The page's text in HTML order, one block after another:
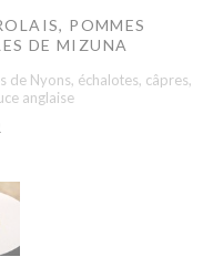
POMMES
DE MIZUNA
de Nyons, échalotes, câpres,
anglaise